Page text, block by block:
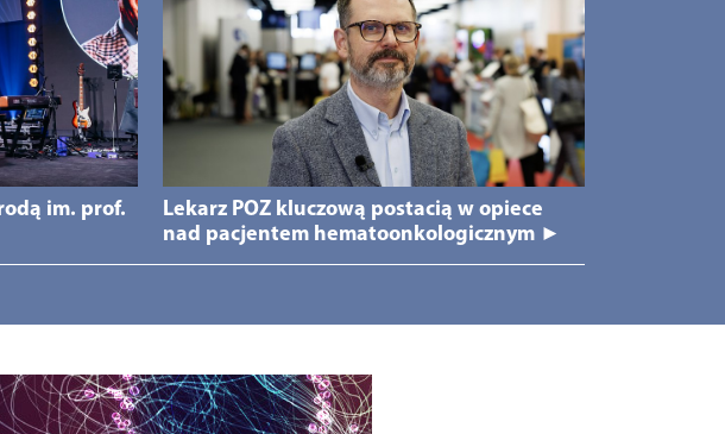
im. prof.
Lekarz POZ kluczową postacią w opiece
nad pacjentem hematoonkologicznym ►